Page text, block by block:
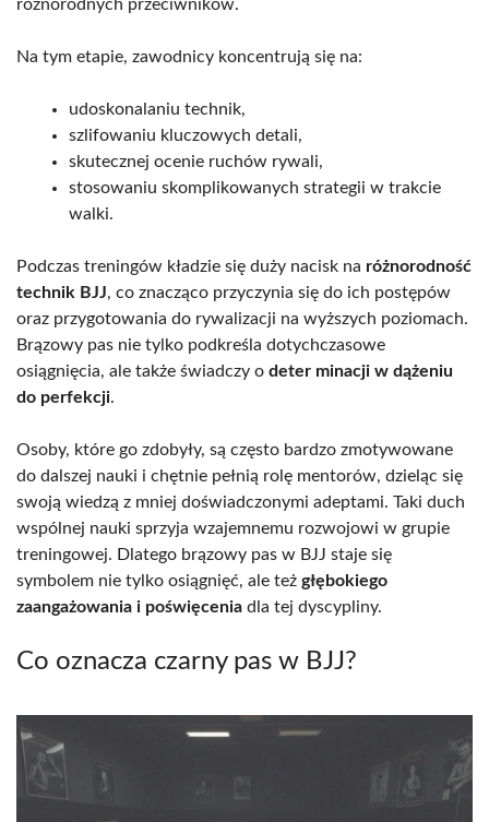
różnorodnych przeciwników.
Na tym etapie, zawodnicy koncentrują się na:
udoskonalaniu technik,
szlifowaniu kluczowych detali,
skutecznej ocenie ruchów rywali,
stosowaniu skomplikowanych strategii w trakcie
walki.
Podczas treningów kładzie się duży nacisk na różnorodność
technik BJJ, co znacząco przyczynia się do ich postępów
oraz przygotowania do rywalizacji na wyższych poziomach.
Brązowy pas nie tylko podkreśla dotychczasowe
osiągnięcia, ale także świadczy o deter minacji w dążeniu
do perfekcji.
Osoby, które go zdobyły, są często bardzo zmotywowane
do dalszej nauki i chętnie pełnią rolę mentorów, dzieląc się
swoją wiedzą z mniej doświadczonymi adeptami. Taki duch
wspólnej nauki sprzyja wzajemnemu rozwojowi w grupie
treningowej. Dlatego brązowy pas w BJJ staje się
symbolem nie tylko osiągnięć, ale też głębokiego
zaangażowania i poświęcenia dla tej dyscypliny.
Co oznacza czarny pas w BJJ?